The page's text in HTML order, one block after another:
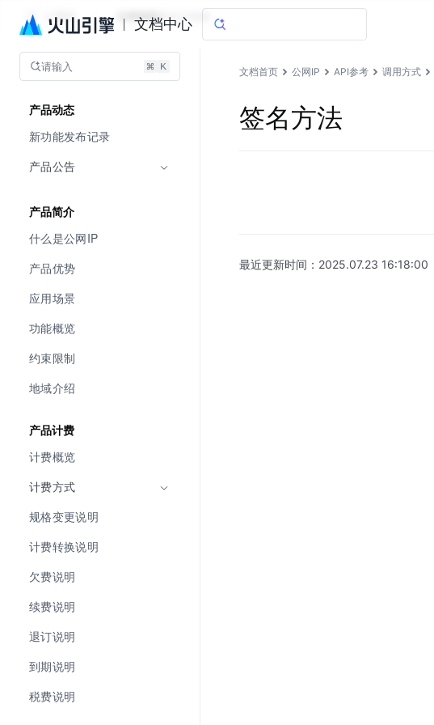
文档中心
公网IP 文档指南图说与视频
请输入
产品动态
新功能发布记录
产品公告
产品简介
什么是公网IP
产品优势
应用场景
功能概览
约束限制
地域介绍
产品计费
计费概览
计费方式
规格变更说明
计费转换说明
欠费说明
续费说明
退订说明
到期说明
税费说明
文档首页 公网IP API参考 调用方式
签名方法
最近更新时间： 2025.07.23 16:18:00